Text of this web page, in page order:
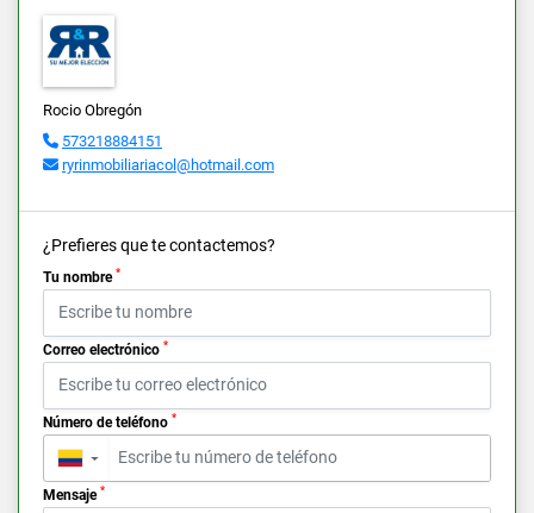
Rocio Obregón
573218884151
ryrinmobiliariacol@hotmail.com
¿Prefieres que te contactemos?
Tu nombre *
Correo electrónico *
Número de teléfono *
▼
Mensaje *